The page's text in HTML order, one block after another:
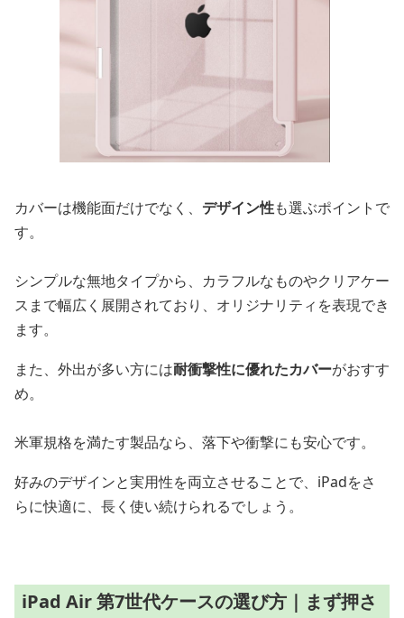
カバーは機能面だけでなく、 デザイン性も選ぶポイントで
す。
シンプルな無地タイプから、カラフルなものやクリアケー
スまで幅広く展開されており、オリジナリティを表現でき
ます。
また、外出が多い方には耐衝撃性に優れたカバーがおすす
め。
米軍規格を満たす製品なら、落下や衝撃にも安心です。
好みのデザインと実用性を両立させることで、iPadをさ
らに快適に、長く使い続けられるでしょう。
iPad Air 第7世代ケースの選び方｜まず押さ